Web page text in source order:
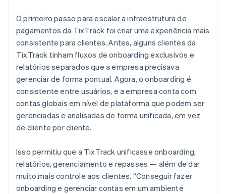
O primeiro passo para escalar a infraestrutura de
pagamentos da TixTrack foi criar uma experiência mais
consistente para clientes. Antes, alguns clientes da
TixTrack tinham fluxos de onboarding exclusivos e
relatórios separados que a empresa precisava
gerenciar de forma pontual. Agora, o onboarding é
consistente entre usuários, e a empresa conta com
contas globais em nível de plataforma que podem ser
gerenciadas e analisadas de forma unificada, em vez
de cliente por cliente.
Isso permitiu que a TixTrack unificasse onboarding,
relatórios, gerenciamento e repasses — além de dar
muito mais controle aos clientes. “Conseguir fazer
onboarding e gerenciar contas em um ambiente